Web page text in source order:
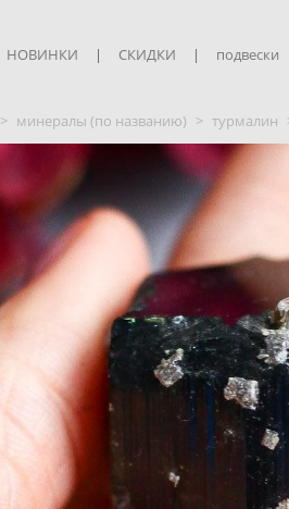
НОВИНКИ | СКИДКИ | подвески
> минералы (по названию) > турмалин